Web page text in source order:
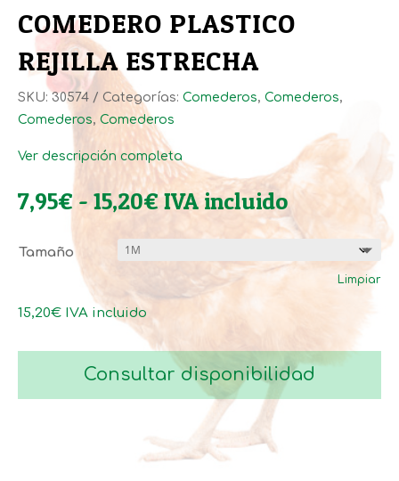
COMEDERO PLASTICO
REJILLA ESTRECHA
SKU: 30574 Categorías: Comederos, Comederos,
Comederos, Comederos
Ver descripción completa
7,95€ - 15,20€Rango
precios:
desde
7,95€
IVA incluido
Tamaño
Limpiar
15,20€ IVA incluido
Consultar disponibilidad